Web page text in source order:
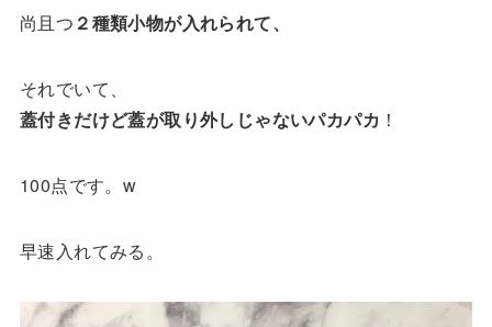
尚且つ ２種類小物が入れられて、
それでいて、
蓋付きだけど蓋が取り外しじゃないパカパカ ！
100点です。w
早速入れてみる。